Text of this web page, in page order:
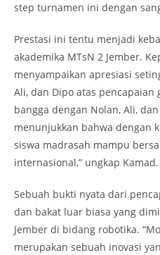
step turnamen ini dengan
Prestasi ini tentu menjadi
akademika MTsN 2 Jember.
menyampaikan apresiasi
Ali, dan Dipo atas pencapaian
bangga dengan Nolan, Ali,
menunjukkan bahwa dengan
siswa madrasah mampu
internasional,” ungkap Kamad.
Sebuah bukti nyata dari
dan bakat luar biasa yang
Jember di bidang robotika.
merupakan sebuah inovasi